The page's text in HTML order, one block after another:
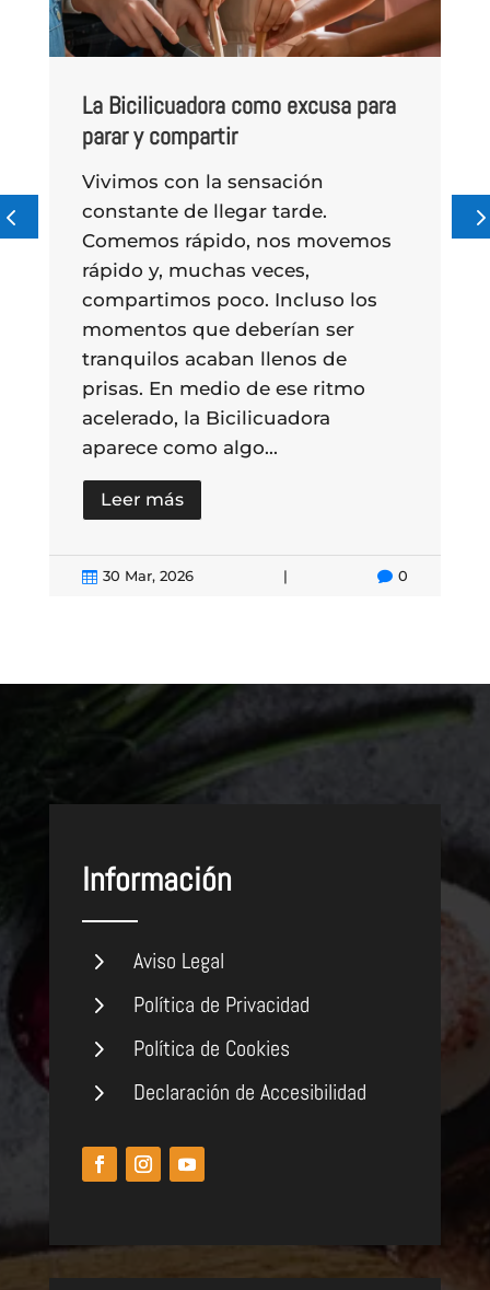
como excusa para
la sensación
de llegar tarde.
rápido, nos movemos
muchas veces,
poco. Incluso los
que deberían ser
acaban llenos de
medio de ese ritmo
la Bicilicuadora
algo...
|  0
Energía humana
Vivimos
Pulsamos uno y la
enciende.
comida se prepara.
de forma rápida,
aparentemente
nos preguntamos
esa energía o
utilizarla.
23 Mar, 2026
Información
5 Aviso Legal
5 Política de Privacidad
5 Política de Cookies
5 Declaración de Accesibilidad